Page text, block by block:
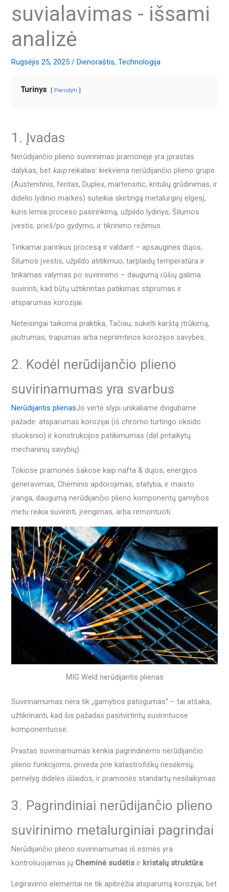
suvialavimas - išsami
analizė
Rugsėjis 25, 2025/Dienoraštis,Technologija
Turinys Parodyti
1. Įvadas
Nerūdijančio plieno suvirinimas pramonėje yra įprastas
dalykas, bet kaipreikalais: kiekviena nerūdijančio plieno grupė
(Austenitinis, feritas, Duplex, martensitic, kritulių grūdinimas, ir
didelio lydinio markės) suteikia skirtingą metalurginį elgesį,
kuris lemia proceso pasirinkimą, užpildo lydinys, Šilumos
įvestis, prieš/po gydymo, ir tikrinimo režimus.
Tinkamai parinkus procesą ir valdant – apsauginės dujos,
Šilumos įvestis, užpildo atitikmuo, tarplaidų temperatūra ir
tinkamas valymas po suvirinimo – daugumą rūšių galima
suvirinti, kad būtų užtikrintas patikimas stiprumas ir
atsparumas korozijai.
Neteisingai taikoma praktika, Tačiau, sukelti karštą įtrūkimą,
jautrumas, trapumas arba nepriimtinos korozijos savybės.
2. Kodėl nerūdijančio plieno
suvirinamumas yra svarbus
Nerūdijantis plienasJo vertė slypi unikaliame dvigubame
pažade: atsparumas korozijai (iš chromo turtingo oksido
sluoksnio) ir konstrukcijos patikimumas (dėl pritaikytų
mechaninių savybių).
Tokiose pramonės šakose kaip nafta & dujos, energijos
generavimas, Cheminis apdorojimas, statyba, ir maisto
įranga, daugumą nerūdijančio plieno komponentų gamybos
metu reikia suvirinti, įrengimas, arba remontuoti.
MIG Weld nerūdijantis plienas
Suvirinamumas nėra tik „gamybos patogumas“ – tai atšaka,
užtikrinanti, kad šis pažadas pasitvirtintų suvirintuose
komponentuose.
Prastas suvirinamumas kenkia pagrindinėms nerūdijančio
plieno funkcijoms, priveda prie katastrofiškų nesėkmių,
pernelyg didelės išlaidos, ir pramonės standartų nesilaikymas.
3. Pagrindiniai nerūdijančio plieno
suvirinimo metalurginiai pagrindai
Nerūdijančio plieno suvirinamumas iš esmės yra
kontroliuojamas jų Cheminė sudėtis ir kristalų struktūra
Legiravimo elementai ne tik apibrėžia atsparumą korozijai, bet